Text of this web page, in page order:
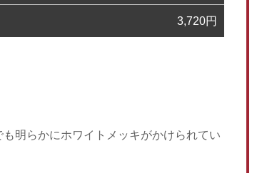
3,720円
明らかにホワイトメッキがかけられてい